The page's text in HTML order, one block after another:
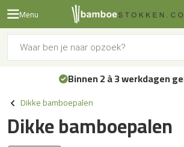
Menu
Producten
zoeken
Binnen 2 à 3 werkdagen
Dikke bamboepalen
Dikke bamboepalen